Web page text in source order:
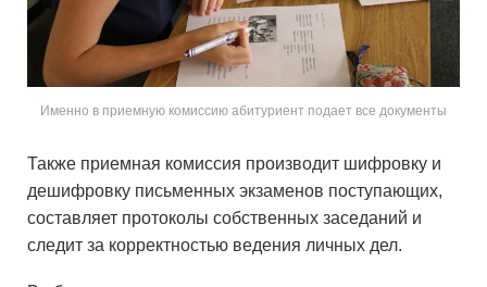
Именно в приемную комиссию абитуриент подает все документы
Также приемная комиссия производит шифровку и
дешифровку письменных экзаменов поступающих,
составляет протоколы собственных заседаний и
следит за корректностью ведения личных дел.